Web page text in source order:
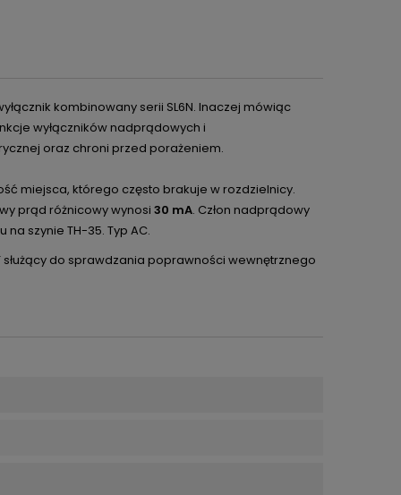
kombinowany serii SL6N. Inaczej mówiąc
wyłączników nadprądowych i
oraz chroni przed porażeniem.
miejsca, którego często brakuje w rozdzielnicy.
prąd różnicowy wynosi 30 mA. Człon nadprądowy
szynie TH-35. Typ AC.
służący do sprawdzania poprawności wewnętrznego